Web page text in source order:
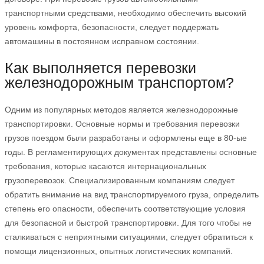
транспортными средствами, необходимо обеспечить высокий
уровень комфорта, безопасности, следует поддержать
автомашины в постоянном исправном состоянии.
Как выполняется перевозки
железнодорожным транспортом?
Одним из популярных методов является железнодорожные
транспортировки. Основные нормы и требования перевозки
грузов поездом были разработаны и оформлены еще в 80-ые
годы. В регламентирующих документах представлены основные
требования, которые касаются интернациональных
грузоперевозок. Специализированным компаниям следует
обратить внимание на вид транспортируемого груза, определить
степень его опасности, обеспечить соответствующие условия
для безопасной и быстрой транспортировки. Для того чтобы не
сталкиваться с неприятными ситуациями, следует обратиться к
помощи лицензионных, опытных логистических компаний.